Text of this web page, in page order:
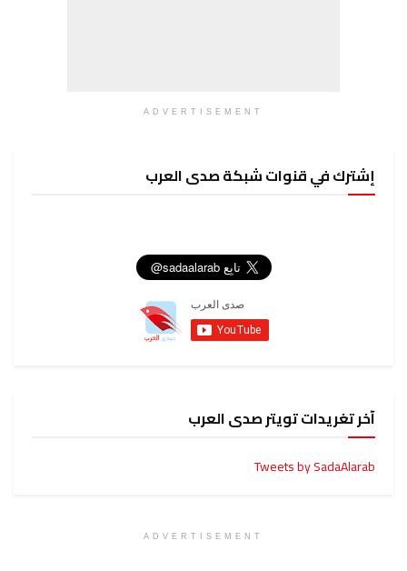
ADVERTISEMENT
إشترك في قنوات شبكة صدى العرب
آخر تغريدات تويتر صدى العرب
Tweets by SadaAlarab
ADVERTISEMENT